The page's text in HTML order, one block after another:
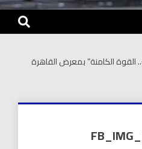
القوة الكامنة” بمعرض القاهرة